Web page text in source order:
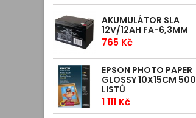
AKUMULÁTOR SLA
12V/12AH FA-6,3MM
765 Kč
EPSON PHOTO PAPER
GLOSSY 10X15CM 500
LISTŮ
1 111 Kč